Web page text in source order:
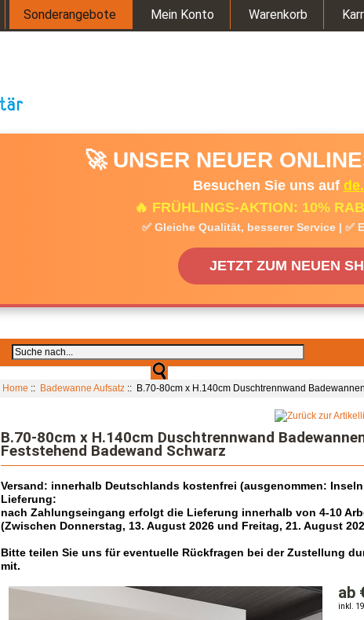
🚀 UNSER NEUER
Besuchen Sie uns auf
🔥 FRÜHLINGS-AKTION: 10%
✅ Gleiche Qualität, besserer Service | ✅
JETZT ZUM NEUEN
Sonderangebote Mein Konto Warenkorb
Home :: Badewanne Aufsatz :: B.70-80cm x H.140cm Duschtrennwand
B.70-80cm x H.140cm Duschtrennwand
Feststehend Badewand Schwarz
Versand: innerhalb Deutschlands kostenfrei (ausgenommen:
Lieferung:
nach Zahlungseingang erfolgt die Lieferung innerhalb von 4-10
(Zwischen Donnerstag, 13. August 2026 und Freitag, 21. August
Bitte teilen Sie uns für eventuelle Rückfragen bei der Zustellung
mit.
ab
inkl.